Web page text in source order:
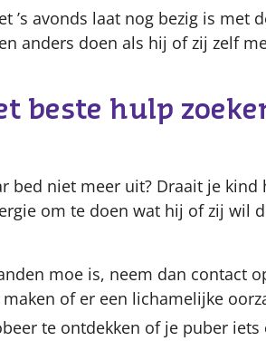
’s avonds laat nog bezig is met
anders doen als hij of zij zelf
beste hulp
bed niet meer uit? Draait je
om te doen wat hij of zij wil
moe is, neem dan contact
of er een lichamelijke
te ontdekken of je puber iets